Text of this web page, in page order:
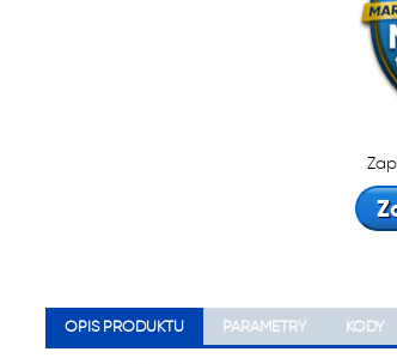
OPIS PRODUKTU PARAMETRY KODY